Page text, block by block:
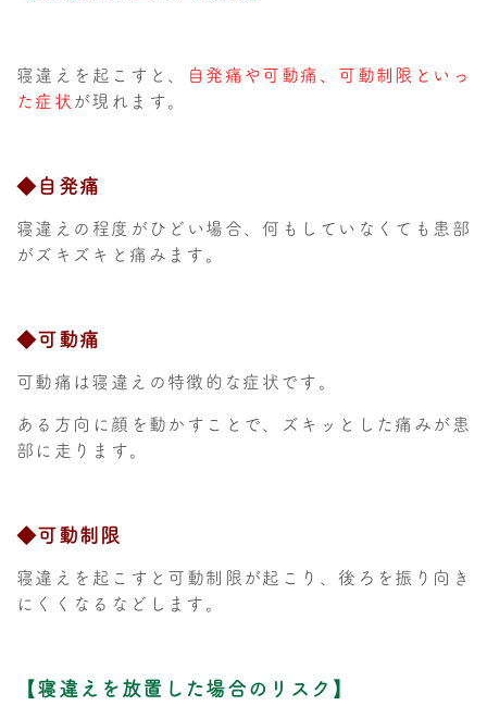
寝違えを起こすと、
自発痛や可動痛、可動制限といっ
た症状が現れます。
◆自発痛
寝違えの程度がひどい場合、何もしていなくても患部
がズキズキと痛みます。
◆可動痛
可動痛は寝違えの特徴的な症状です。
ある方向に顔を動かすことで、ズキッとした痛みが患
部に走ります。
◆可動制限
寝違えを起こすと可動制限が起こり、後ろを振り向き
にくくなるなどします。
【寝違えを放置した場合のリスク】